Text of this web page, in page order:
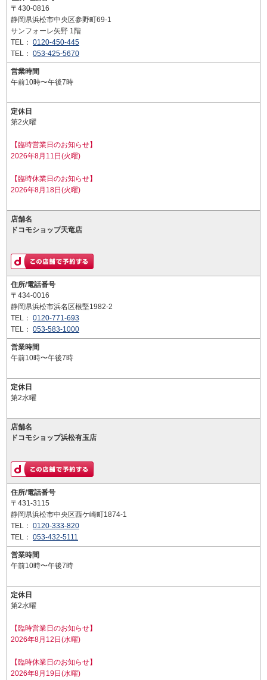
〒430-0816
静岡県浜松市中央区参野町69-1
サンフォーレ矢野 1階
TEL： 0120-450-445
TEL： 053-425-5670
営業時間
午前10時〜午後7時
定休日
第2火曜
【臨時営業日のお知らせ】
2026年8月11日(火曜)
【臨時休業日のお知らせ】
2026年8月18日(火曜)
店舗名
ドコモショップ天竜店
住所/電話番号
〒434-0016
静岡県浜松市浜名区根堅1982-2
TEL： 0120-771-693
TEL： 053-583-1000
営業時間
午前10時〜午後7時
定休日
第2水曜
店舗名
ドコモショップ浜松有玉店
住所/電話番号
〒431-3115
静岡県浜松市中央区西ケ崎町1874-1
TEL： 0120-333-820
TEL： 053-432-5111
営業時間
午前10時〜午後7時
定休日
第2水曜
【臨時営業日のお知らせ】
2026年8月12日(水曜)
【臨時休業日のお知らせ】
2026年8月19日(水曜)